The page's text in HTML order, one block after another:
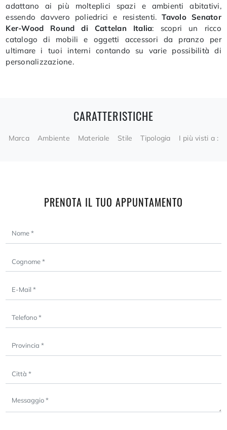
adattano ai più molteplici spazi e ambienti abitativi,
essendo davvero poliedrici e resistenti.Tavolo Senator
Ker-Wood Round di Cattelan Italia: scopri un ricco
catalogo di mobili e oggetti accessori da pranzo per
ultimare i tuoi interni contando su varie possibilità di
personalizzazione.
CARATTERISTICHE
Marca Ambiente Materiale Stile Tipologia I più visti a :
PRENOTA IL TUO APPUNTAMENTO